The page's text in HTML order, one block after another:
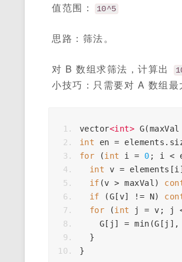
值范围： 10^5
思路：筛法。
对 B 数组求筛法，计算出
小技巧：只需要对 A 数组最
vector<int> G(maxVal
int
en = elements .
for
(int i = 0 ; i <
int
v = elements [i
if (v > maxVal )
if
(G [v] != N)
for
(int j = v ; j
G [ j ] = min (G [ j ],
}
}